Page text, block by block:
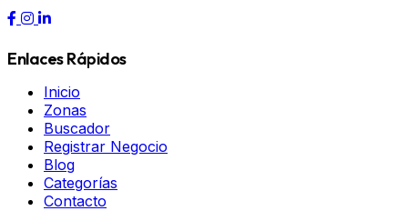
Enlaces Rápidos
Inicio
Zonas
Buscador
Registrar Negocio
Blog
Categorías
Contacto